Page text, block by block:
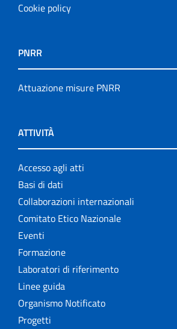
Cookie policy
PNRR
Attuazione misure PNRR
ATTIVITÀ
Accesso agli atti
Basi di dati
Collaborazioni internazionali
Comitato Etico Nazionale
Eventi
Formazione
Laboratori di riferimento
Linee guida
Organismo Notificato
Progetti